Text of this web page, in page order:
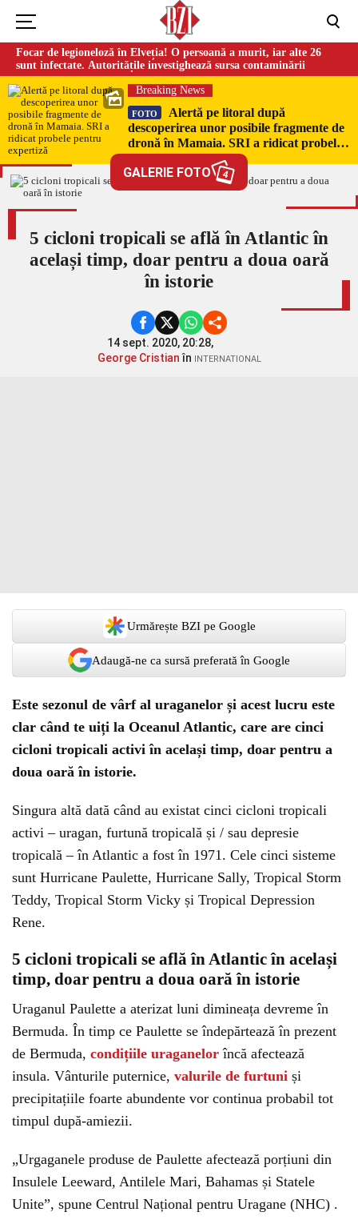
Focar de legioneloză în Elveția! O persoană a murit, iar alte 26
sunt infectate. Autoritățile investighează sursa contaminării
Breaking News
FOTO
Alertă pe litoral după
descoperirea unor posibile fragmente de
dronă în Mamaia. SRI a ridicat probele
pentru expertiză
GALERIE FOTO 4
5 cicloni tropicali se află în Atlantic în
același timp, doar pentru a doua oară
în istorie
14 sept. 2020, 20:28,
George Cristianîn INTERNATIONAL
Urmărește BZI pe Google
Adaugă-ne ca sursă preferată în Google
Este sezonul de vârf al uraganelor și acest lucru este
clar când te uiți la Oceanul Atlantic, care are cinci
cicloni tropicali activi în același timp, doar pentru a
doua oară în istorie.
Singura altă dată când au existat cinci cicloni tropicali
activi – uragan, furtună tropicală și / sau depresie
tropicală – în Atlantic a fost în 1971. Cele cinci sisteme
sunt Hurricane Paulette, Hurricane Sally, Tropical Storm
Teddy, Tropical Storm Vicky și Tropical Depression
Rene.
5 cicloni tropicali se află în Atlantic în același
timp, doar pentru a doua oară în istorie
Uraganul Paulette a aterizat luni dimineața devreme în
Bermuda. În timp ce Paulette se îndepărtează în prezent
de Bermuda, condițiile uraganelor încă afectează
insula. Vânturile puternice, valurile de furtuni și
precipitațiile foarte abundente vor continua probabil tot
timpul după-amiezii.
„Urgaganele produse de Paulette afectează porțiuni din
Insulele Leeward, Antilele Mari, Bahamas și Statele
Unite”, spune Centrul Național pentru Uragane (NHC) .